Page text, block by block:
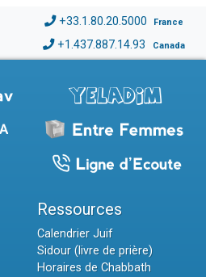
+33.1.80.20.5000 France
+1.437.887.14.93 Canada
Ressources
Calendrier Juif
Sidour (livre de prière)
Horaires de Chabbath